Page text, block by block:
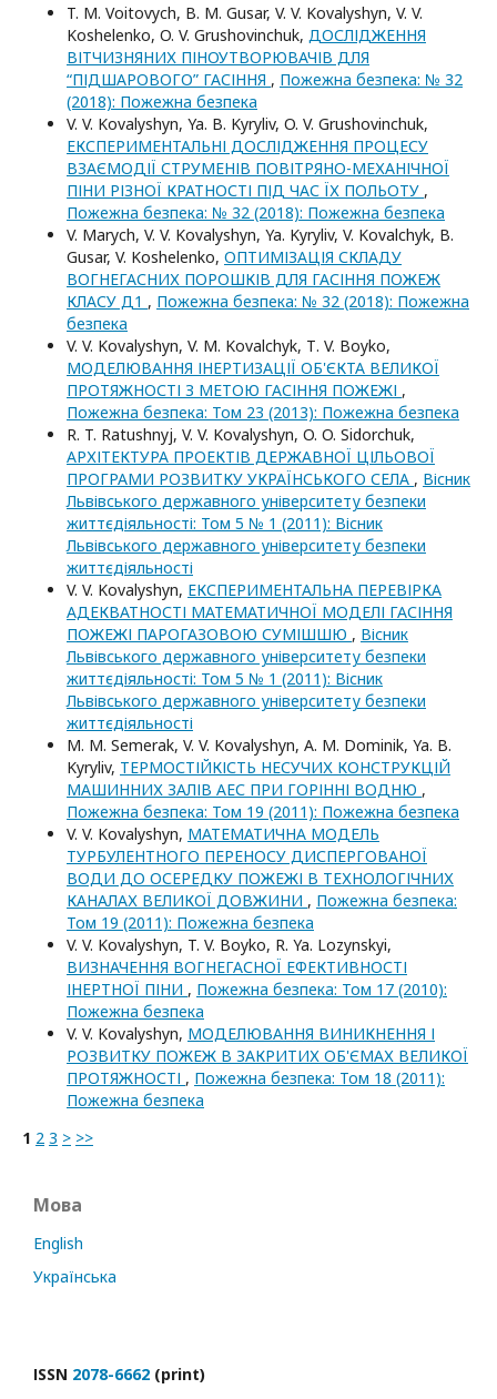
T. M. Voitovych, B. M. Gusar, V. V. Kovalyshyn, V. V.
Koshelenko, O. V. Grushovinchuk, ДОСЛІДЖЕННЯ
ВІТЧИЗНЯНИХ ПІНОУТВОРЮВАЧІВ ДЛЯ
“ПІДШАРОВОГО” ГАСІННЯ , Пожежна безпека: № 32
(2018): Пожежна безпека
V. V. Kovalyshyn, Ya. B. Kyryliv, O. V. Grushovinchuk,
ЕКСПЕРИМЕНТАЛЬНІ ДОСЛІДЖЕННЯ ПРОЦЕСУ
ВЗАЄМОДІЇ СТРУМЕНІВ ПОВІТРЯНО-МЕХАНІЧНОЇ
ПІНИ РІЗНОЇ КРАТНОСТІ ПІД ЧАС ЇХ ПОЛЬОТУ ,
Пожежна безпека: № 32 (2018): Пожежна безпека
V. Marych, V. V. Kovalyshyn, Ya. Kyryliv, V. Kovalchyk, B.
Gusar, V. Koshelenko, ОПТИМІЗАЦІЯ СКЛАДУ
ВОГНЕГАСНИХ ПОРОШКІВ ДЛЯ ГАСІННЯ ПОЖЕЖ
КЛАСУ Д1 , Пожежна безпека: № 32 (2018): Пожежна
безпека
V. V. Kovalyshyn, V. M. Kovalchyk, Т. V. Boyko,
МОДЕЛЮВАННЯ ІНЕРТИЗАЦІЇ ОБ'ЄКТА ВЕЛИКОЇ
ПРОТЯЖНОСТІ З МЕТОЮ ГАСІННЯ ПОЖЕЖІ ,
Пожежна безпека: Том 23 (2013): Пожежна безпека
R. T. Ratushnyj, V. V. Kovalyshyn, O. O. Sidorchuk,
АРХІТЕКТУРА ПРОЕКТІВ ДЕРЖАВНОЇ ЦІЛЬОВОЇ
ПРОГРАМИ РОЗВИТКУ УКРАЇНСЬКОГО СЕЛА , Вісник
Львівського державного університету безпеки
життєдіяльності: Том 5 № 1 (2011): Вісник
Львівського державного університету безпеки
життєдіяльності
V. V. Kovalyshyn, ЕКСПЕРИМЕНТАЛЬНА ПЕРЕВІРКА
АДЕКВАТНОСТІ МАТЕМАТИЧНОЇ МОДЕЛІ ГАСІННЯ
ПОЖЕЖІ ПАРОГАЗОВОЮ СУМІШШЮ , Вісник
Львівського державного університету безпеки
життєдіяльності: Том 5 № 1 (2011): Вісник
Львівського державного університету безпеки
життєдіяльності
M. M. Semerak, V. V. Kovalyshyn, A. M. Dominik, Ya. B.
Kyryliv, ТЕРМОСТІЙКІСТЬ НЕСУЧИХ КОНСТРУКЦІЙ
МАШИННИХ ЗАЛІВ АЕС ПРИ ГОРІННІ ВОДНЮ ,
Пожежна безпека: Том 19 (2011): Пожежна безпека
V. V. Kovalyshyn, МАТЕМАТИЧНА МОДЕЛЬ
ТУРБУЛЕНТНОГО ПЕРЕНОСУ ДИСПЕРГОВАНОЇ
ВОДИ ДО ОСЕРЕДКУ ПОЖЕЖІ В ТЕХНОЛОГІЧНИХ
КАНАЛАХ ВЕЛИКОЇ ДОВЖИНИ , Пожежна безпека:
Том 19 (2011): Пожежна безпека
V. V. Kovalyshyn, T. V. Boyko, R. Ya. Lozynskyi,
ВИЗНАЧЕННЯ ВОГНЕГАСНОЇ ЕФЕКТИВНОСТІ
ІНЕРТНОЇ ПІНИ , Пожежна безпека: Том 17 (2010):
Пожежна безпека
V. V. Kovalyshyn, МОДЕЛЮВАННЯ ВИНИКНЕННЯ І
РОЗВИТКУ ПОЖЕЖ В ЗАКРИТИХ ОБ'ЄМАХ ВЕЛИКОЇ
ПРОТЯЖНОСТІ , Пожежна безпека: Том 18 (2011):
Пожежна безпека
1 2 3 > >>
Мова
English
Українська
ІSSN 2078-6662 (print)